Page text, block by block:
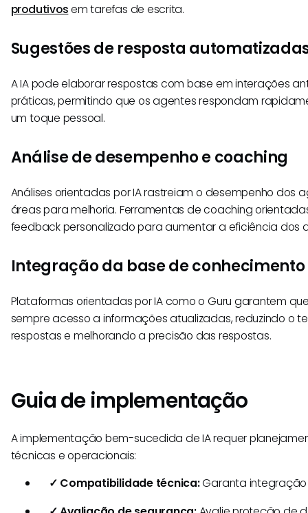
produtivosem tarefas de escrita.
Sugestões de resposta
A IA pode elaborar respostas com base em interações
práticas, permitindo que os agentes respondam
um toque pessoal.
Análise de desempenho e coaching
Análises orientadas por IA rastreiam o desempenho dos
áreas para melhoria. Ferramentas de coaching
feedback personalizado para aumentar a eficiência dos
Integração da base de conhecimento
Plataformas orientadas por IA como o Guru garantem
sempre acesso a informações atualizadas, reduzindo o
respostas e melhorando a precisão das respostas.
Guia de implementação
A implementação bem-sucedida de IA requer
técnicas e operacionais:
✓ Compatibilidade técnica:Garanta integração